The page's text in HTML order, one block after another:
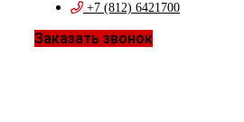
+7 (812) 6421700
Заказать звонок